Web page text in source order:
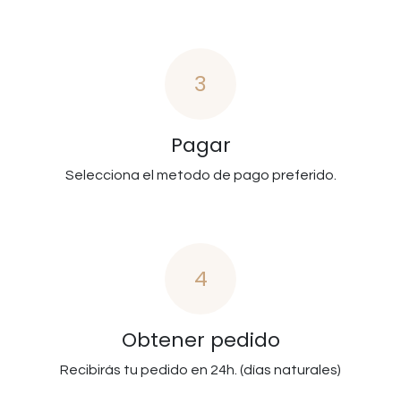
3
Pagar
Selecciona el metodo de pago preferido.
4
Obtener pedido
Recibirás tu pedido en 24h. (días naturales)